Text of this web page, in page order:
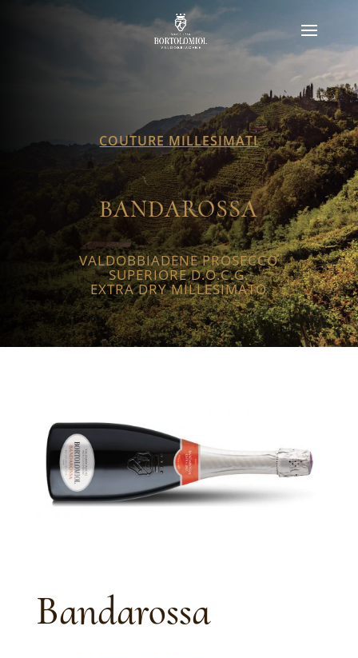
COUTURE MILLESIMATI
BANDAROSSA
VALDOBBIADENE PROSECCO
SUPERIORE D.O.C.G.
EXTRA DRY MILLESIMATO
Bandarossa